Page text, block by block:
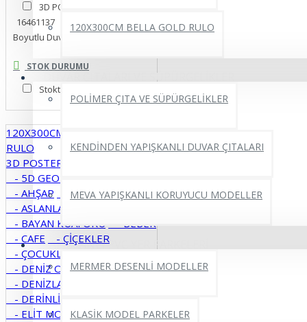
120X300CM BELLA GOLD RULO
DUVAR ÇITALARI VE SÜPÜRGELİKLER
POLİMER ÇITA VE SÜPÜRGELİKLER
KENDİNDEN YAPIŞKANLI DUVAR ÇITALARI
MEVA YAPIŞKANLI KORUYUCU MODELLER
YAPIŞKANLI PVC YER PARKELERİ
MERMER DESENLİ MODELLER
KLASİK MODEL PARKELER
3D POSTER
16461137
Bambu yol 3
Boyutlu Duvar Kağıdı
STOK DURUMU
Stokta Var
120X300CM BELLA GOLD
RULO
3D POSTER
- 5D GEOMETRİ
- AHŞAP
- ARAÇLAR
- ASLANLAR
- BAYAN KUAFÖRÜ
- BEBEK
- CAFE
- ÇİÇEKLER
- ÇOCUKLAR
- DENİZ OKYANUS
- DENİZLATI AKVARYUM
- DERİNLİK
- ELİT MODERN 5D